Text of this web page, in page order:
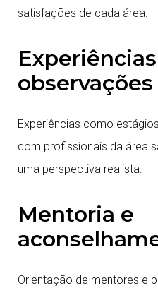
satisfações de cada área.
observações
Experiências como
com profissionais da área
uma perspectiva realista.
Mentoria e
Orientação de mentores e